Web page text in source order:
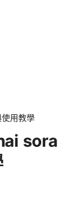
用教學
sora